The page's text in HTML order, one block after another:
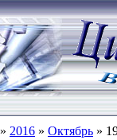
» 2016 » Октябрь »